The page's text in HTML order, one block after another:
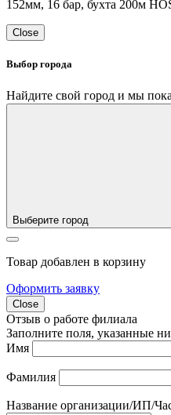
152мм, 16 бар, бухта 200м
Close
Выбор города
Найдите свой город и мы
Выберите город
Товар добавлен в корзину
Оформить заявку
Close
Отзыв о работе филиала
Заполните поля, указанные
Имя
Фамилия
Название организации/ИП/